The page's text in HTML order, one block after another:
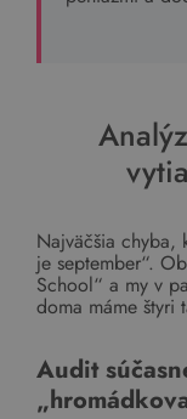
Najväčšia chyba,
je september“.
School“ a my v
doma máme štyri
Audit